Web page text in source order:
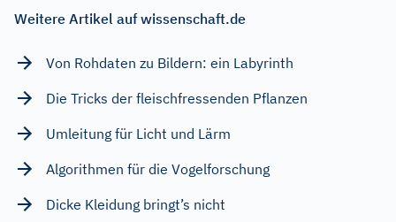
Weitere Artikel auf wissenschaft.de
Von Rohdaten zu Bildern: ein Labyrinth
Die Tricks der fleischfressenden Pflanzen
Umleitung für Licht und Lärm
Algorithmen für die Vogelforschung
Dicke Kleidung bringt’s nicht